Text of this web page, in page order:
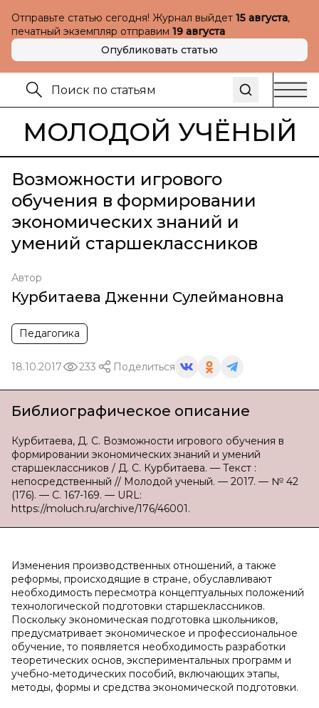
Отправьте статью сегодня! Журнал выйдет 15 августа,
печатный экземпляр отправим 19 августа
Опубликовать статью
МОЛОДОЙ УЧЁНЫЙ
Возможности игрового
обучения в формировании
экономических знаний и
умений старшеклассников
Автор
Курбитаева Дженни Сулеймановна
Педагогика
18.10.2017 233 Поделиться
Библиографическое описание
Курбитаева, Д. С. Возможности игрового обучения в
формировании экономических знаний и умений
старшеклассников / Д. С. Курбитаева. — Текст :
непосредственный // Молодой ученый. — 2017. — № 42
(176). — С. 167-169. — URL:
https://moluch.ru/archive/176/46001.
Изменения производственных отношений, а также
реформы, происходящие в стране, обуславливают
необходимость пересмотра концептуальных положений
технологической подготовки старшеклассников.
Поскольку экономическая подготовка школьников,
предусматривает экономическое и профессиональное
обучение, то появляется необходимость разработки
теоретических основ, экспериментальных программ и
учебно-методических пособий, включающих этапы,
методы, формы и средства экономической подготовки.